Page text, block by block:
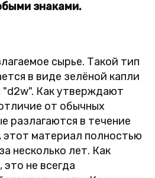
знаками.
сырье. Такой тип
в виде зелёной капли
"d2w". Как утверждают
от обычных
разлагаются в течение
этот материал полностью
несколько лет. Как
это не всегда